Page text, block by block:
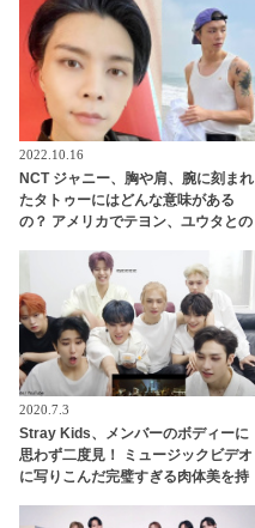
バーたちのお金の使い道は・・？
2022.10.16
NCT ジャニー、胸や肩、腕に刻まれ
たタトゥーにはどんな意味がある
の？ アメリカでテヨン、ユウタとの
2020.7.3
Stray Kids、メンバーのボディーに
思わず二度見！ ミュージックビデオ
に写りこんだ完璧すぎる肉体美を持